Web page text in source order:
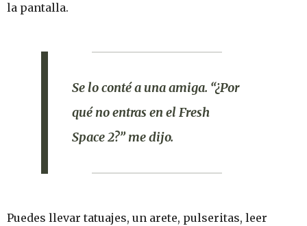
la pantalla.
Se lo conté a una amiga. “¿Por
qué no entras en el Fresh
Space 2?” me dijo.
Puedes llevar tatuajes, un arete, pulseritas, leer